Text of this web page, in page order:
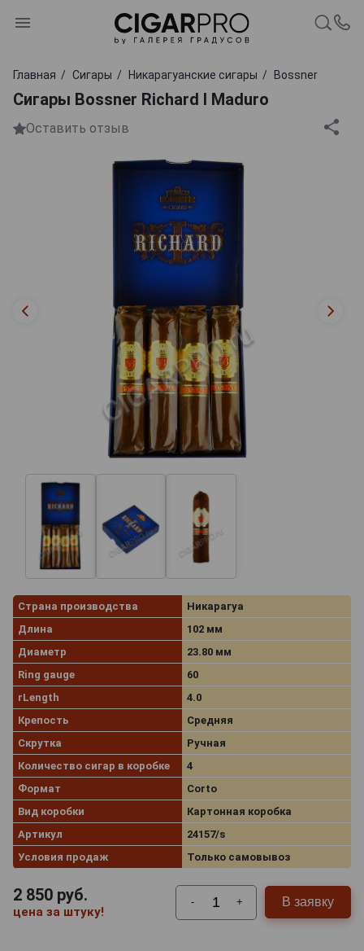
Главная Сигары Никарагуанские сигары Bossner
Сигары Bossner Richard I Maduro
Оставить отзыв
Страна производства
Никарагуа
Длина
102 мм
Диаметр
23.80 мм
Ring gauge
60
rLength
4.0
Крепость
Средняя
Скрутка
Ручная
Количество сигар в коробке
4
Формат
Corto
Вид коробки
Картонная коробка
Артикул
24157/s
Условия продаж
Только самовывоз
2 850 руб.
цена за штуку!
- + В заявку